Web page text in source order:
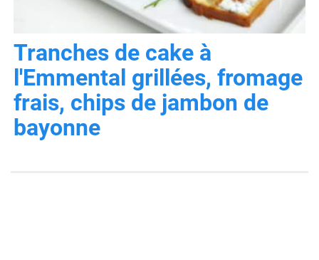
Tranches de cake à
l'Emmental grillées, fromage
frais, chips de jambon de
bayonne